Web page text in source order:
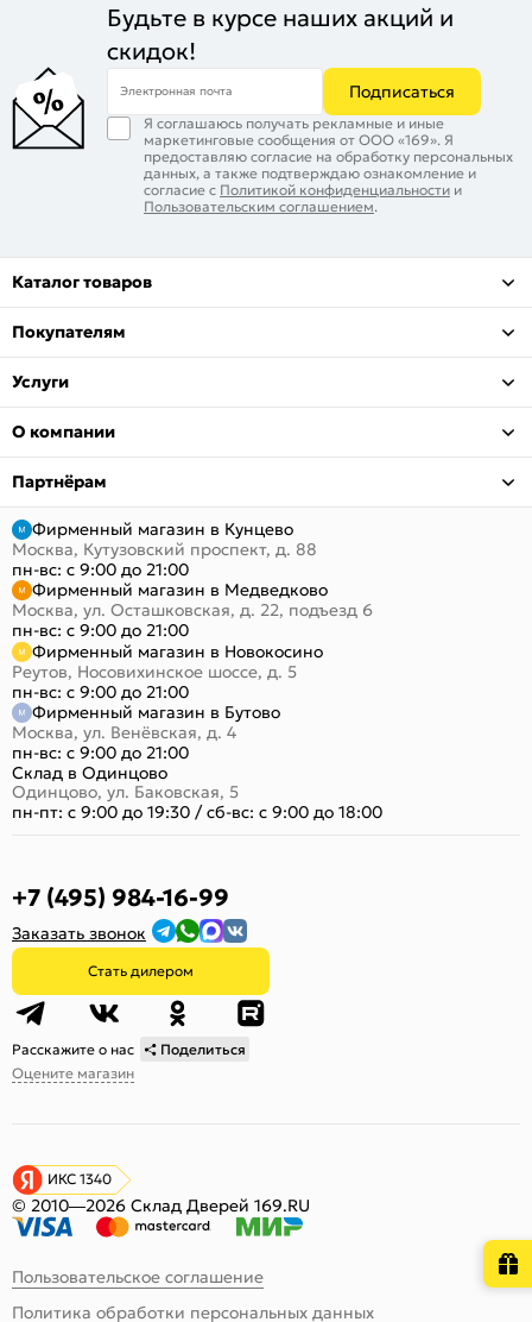
Будьте в курсе наших акций и
скидок!
Электронная почта Подписаться
Я соглашаюсь получать рекламные и иные
маркетинговые сообщения от ООО «169». Я
предоставляю согласие на обработку персональных
данных, а также подтверждаю ознакомление и
согласие с Политикой конфиденциальности и
Пользовательским соглашением.
Каталог товаров
Покупателям
Услуги
О компании
Партнёрам
Фирменный магазин в Кунцево
Москва, Кутузовский проспект, д. 88
пн-вс: с 9:00 до 21:00
Фирменный магазин в Медведково
Москва, ул. Осташковская, д. 22, подъезд 6
пн-вс: с 9:00 до 21:00
Фирменный магазин в Новокосино
Реутов, Носовихинское шоссе, д. 5
пн-вс: с 9:00 до 21:00
Фирменный магазин в Бутово
Москва, ул. Венёвская, д. 4
пн-вс: с 9:00 до 21:00
Склад в Одинцово
Одинцово, ул. Баковская, 5
пн-пт: с 9:00 до 19:30 /сб-вс: с 9:00 до 18:00
+7 (495) 984-16-99
Заказать звонок
Стать дилером
Расскажите о нас
Поделиться
Оцените магазин
ИКС 1340
© 2010—2026 Склад Дверей 169.RU
Пользовательское соглашение
Политика обработки персональных данных